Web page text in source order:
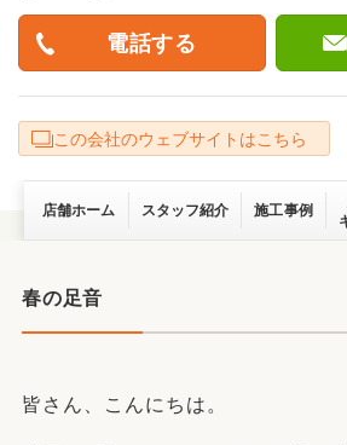
この会社のウェブサイトはこちら
店舗ホーム スタッフ紹介 施工事例
春の足音
皆さん、こんにちは。